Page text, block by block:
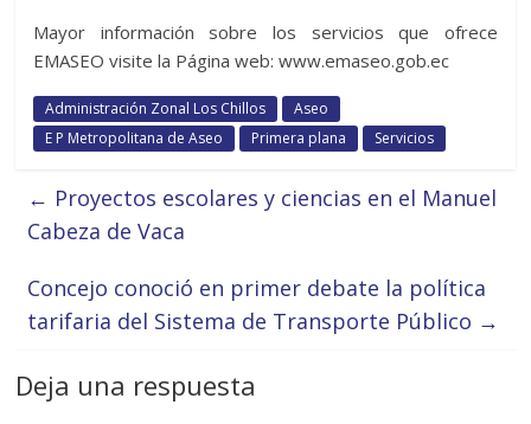
Mayor información sobre los servicios que ofrece
EMASEO visite la Página web: www.emaseo.gob.ec
Administración Zonal Los Chillos
Aseo
E P Metropolitana de Aseo
Primera plana Servicios
← Proyectos escolares y ciencias en el Manuel
Cabeza de Vaca
Concejo conoció en primer debate la política
tarifaria del Sistema de Transporte Público →
Deja una respuesta